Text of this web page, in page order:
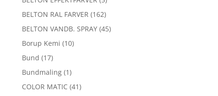
BELTON RAL FARVER (162)
BELTON VANDB. SPRAY (45)
Borup Kemi (10)
Bund (17)
Bundmaling (1)
COLOR MATIC (41)